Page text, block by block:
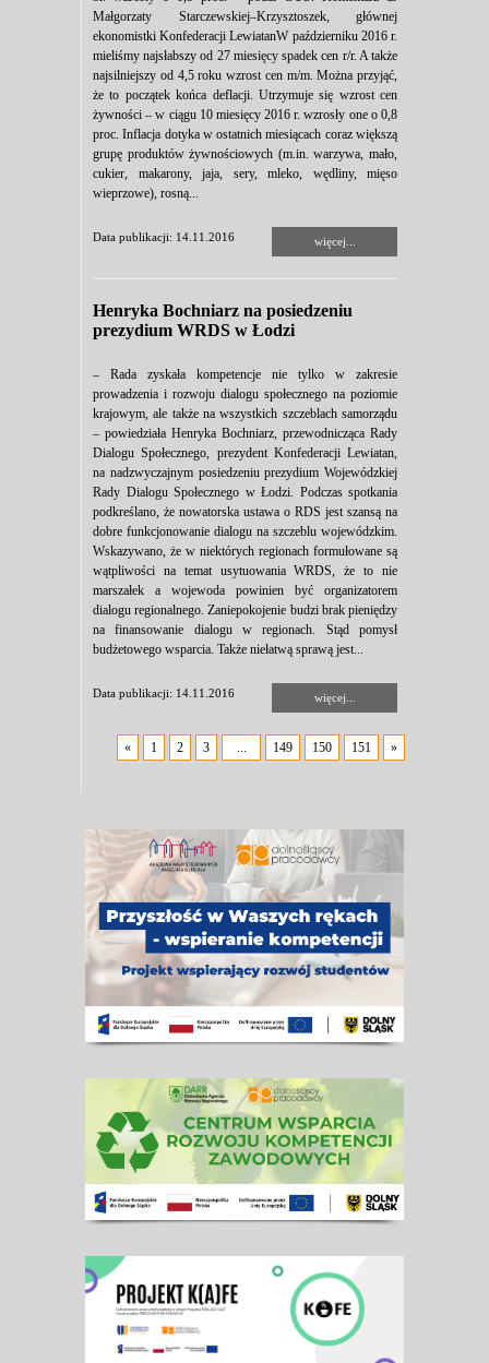
Małgorzaty Starczewskiej–Krzysztoszek, głównej
ekonomistki Konfederacji LewiatanW październiku 2016 r.
mieliśmy najsłabszy od 27 miesięcy spadek cen r/r. A także
najsilniejszy od 4,5 roku wzrost cen m/m. Można przyjąć,
że to początek końca deflacji. Utrzymuje się wzrost cen
żywności – w ciągu 10 miesięcy 2016 r. wzrosły one o 0,8
proc. Inflacja dotyka w ostatnich miesiącach coraz większą
grupę produktów żywnościowych (m.in. warzywa, mało,
cukier, makarony, jaja, sery, mleko, wędliny, mięso
wieprzowe), rosną...
Data publikacji: 14.11.2016 więcej...
Henryka Bochniarz na posiedzeniu
prezydium WRDS w Łodzi
– Rada zyskała kompetencje nie tylko w zakresie
prowadzenia i rozwoju dialogu społecznego na poziomie
krajowym, ale także na wszystkich szczeblach samorządu
– powiedziała Henryka Bochniarz, przewodnicząca Rady
Dialogu Społecznego, prezydent Konfederacji Lewiatan,
na nadzwyczajnym posiedzeniu prezydium Wojewódzkiej
Rady Dialogu Społecznego w Łodzi. Podczas spotkania
podkreślano, że nowatorska ustawa o RDS jest szansą na
dobre funkcjonowanie dialogu na szczeblu wojewódzkim.
Wskazywano, że w niektórych regionach formułowane są
wątpliwości na temat usytuowania WRDS, że to nie
marszałek a wojewoda powinien być organizatorem
dialogu regionalnego. Zaniepokojenie budzi brak pieniędzy
na finansowanie dialogu w regionach. Stąd pomysł
budżetowego wsparcia. Także niełatwą sprawą jest...
Data publikacji: 14.11.2016 więcej...
« 1 2 3 ... 149 150 151 »